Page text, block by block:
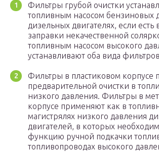
Фильтры грубой очистки
топливным насосом бензиновых
дизельных двигателях, если есть
заправки некачественной
топливным насосом высокого
устанавливают оба вида
Фильтры в пластиковом корпусе
предварительной очистки в
низкого давления. Фильтры в
корпусе применяют как в
магистрялях низкого давления
двигателей, в которых
функцию ручной подкачки
топливопроводах высокого